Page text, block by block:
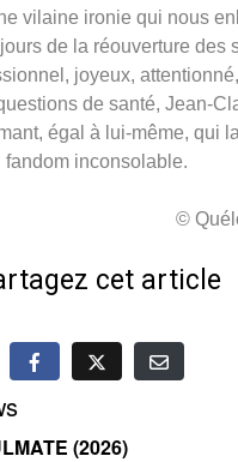
vilaine ironie qui nous
de la réouverture des
joyeux,
de santé, Jean-
égal à lui-même, qui
fandom inconsolable.
©
cet article
(2026)